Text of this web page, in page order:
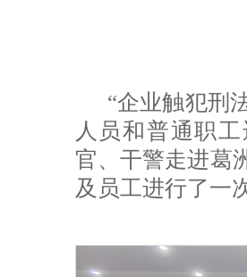
“企业触犯刑
人员和普通职
官、干警走进葛
及员工进行了一